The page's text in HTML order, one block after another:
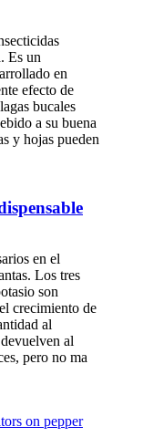
Es un
en
efecto de
bucales
a su buena
y hojas pueden
en el
Los tres
son
crecimiento de
al
al
pero no ma